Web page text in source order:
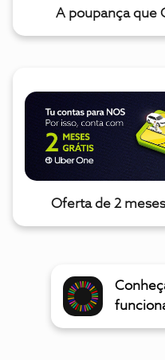
A poupança que
Oferta de 2